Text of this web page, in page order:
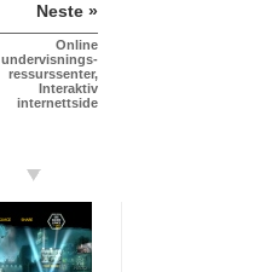
Neste »
Online
undervisnings-
ressurssenter,
Interaktiv
internettside